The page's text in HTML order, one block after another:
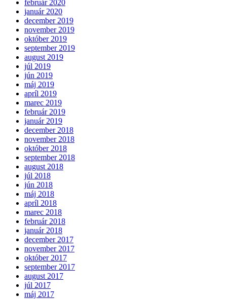
február 2020
január 2020
december 2019
november 2019
október 2019
september 2019
august 2019
júl 2019
jún 2019
máj 2019
apríl 2019
marec 2019
február 2019
január 2019
december 2018
november 2018
október 2018
september 2018
august 2018
júl 2018
jún 2018
máj 2018
apríl 2018
marec 2018
február 2018
január 2018
december 2017
november 2017
október 2017
september 2017
august 2017
júl 2017
máj 2017